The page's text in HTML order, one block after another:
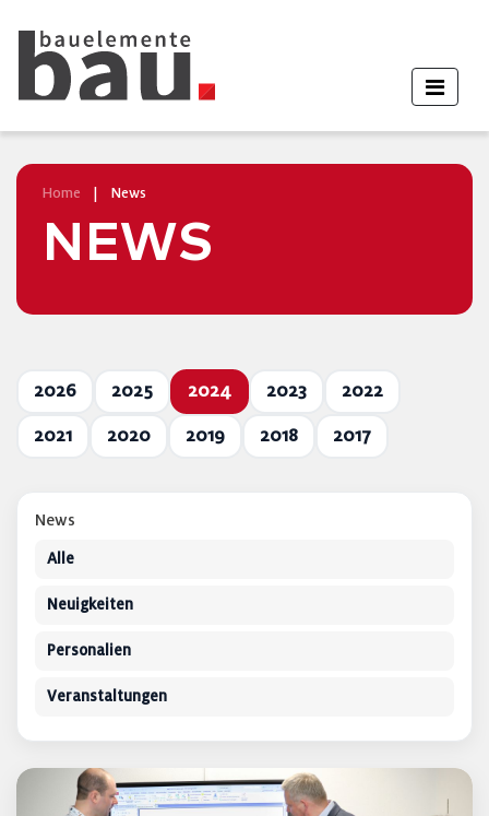
Home News
NEWS
2026 2025 2024 2023 2022
2021 2020 2019 2018 2017
News
Alle
Neuigkeiten
Personalien
Veranstaltungen